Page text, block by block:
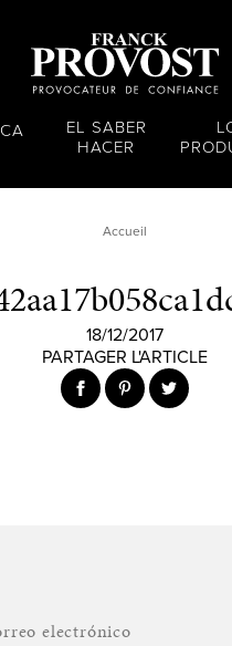
EL SABER
HACER
Accueil
18/12/2017
PARTAGER L'ARTICLE
electrónico